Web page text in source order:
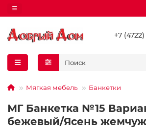
+7
Мягкая мебель Банкетки
МГ Банкетка №15
бежевый/Ясень